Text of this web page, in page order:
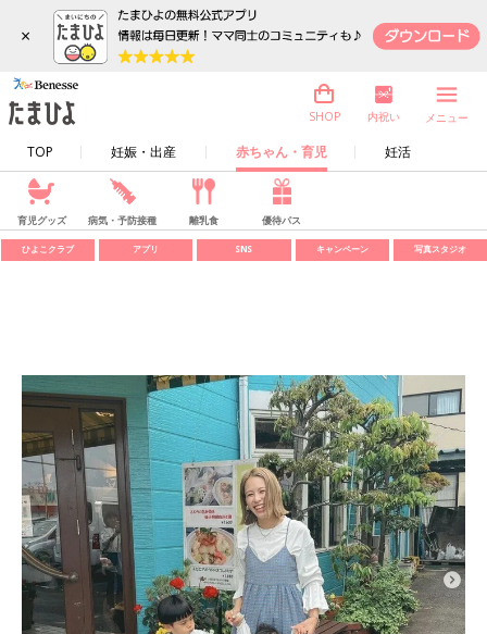
×
TOP 妊娠・出産 赤ちゃん・育児 妊活
SHOP 内祝い メニュー
育児グッズ 病気・予防接種 離乳食 優待パス
ひよこクラブ アプリ SNS キャンペーン 写真スタジオ